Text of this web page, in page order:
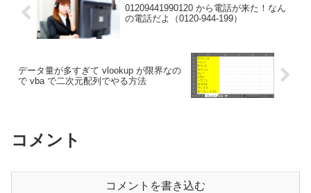
01209441990120 から電話が来た！なん
の電話だよ（0120-944-199）
データ量が多すぎて vlookup が限界なの
で vba で二次元配列でやる方法
コメント
コメントを書き込む